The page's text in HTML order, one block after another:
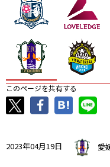
このページを共有する
2023年04月19日 愛